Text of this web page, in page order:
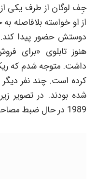
جِف لوگان از طرف یکی
از او خواسته بلافاصله
دوستش حضور پیدا
هنوز تابلوی «برای
داشت. متوجه شدم که
کرده است. چند نفر دیگر
1989 در حال ضبط مصاحبه از ریکی است.